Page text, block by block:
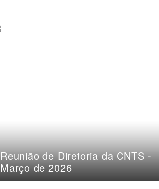
Reunião de Diretoria da CNTS -
Março de 2026